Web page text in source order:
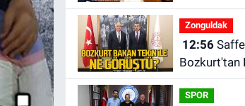
Erdoğan
Zonguldak
12:56Saffet
Bozkurt'tan
Yusuf
SPOR